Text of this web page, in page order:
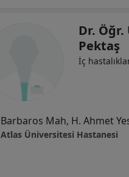
Dr.
Pektaş
İç
Atlas Üniversitesi Hastanesi